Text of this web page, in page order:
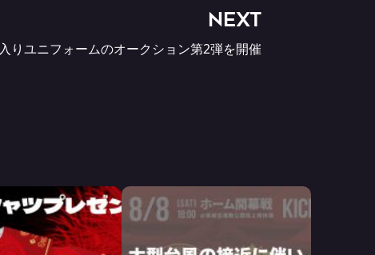
NEXT
りユニフォームのオークション第2弾を開催